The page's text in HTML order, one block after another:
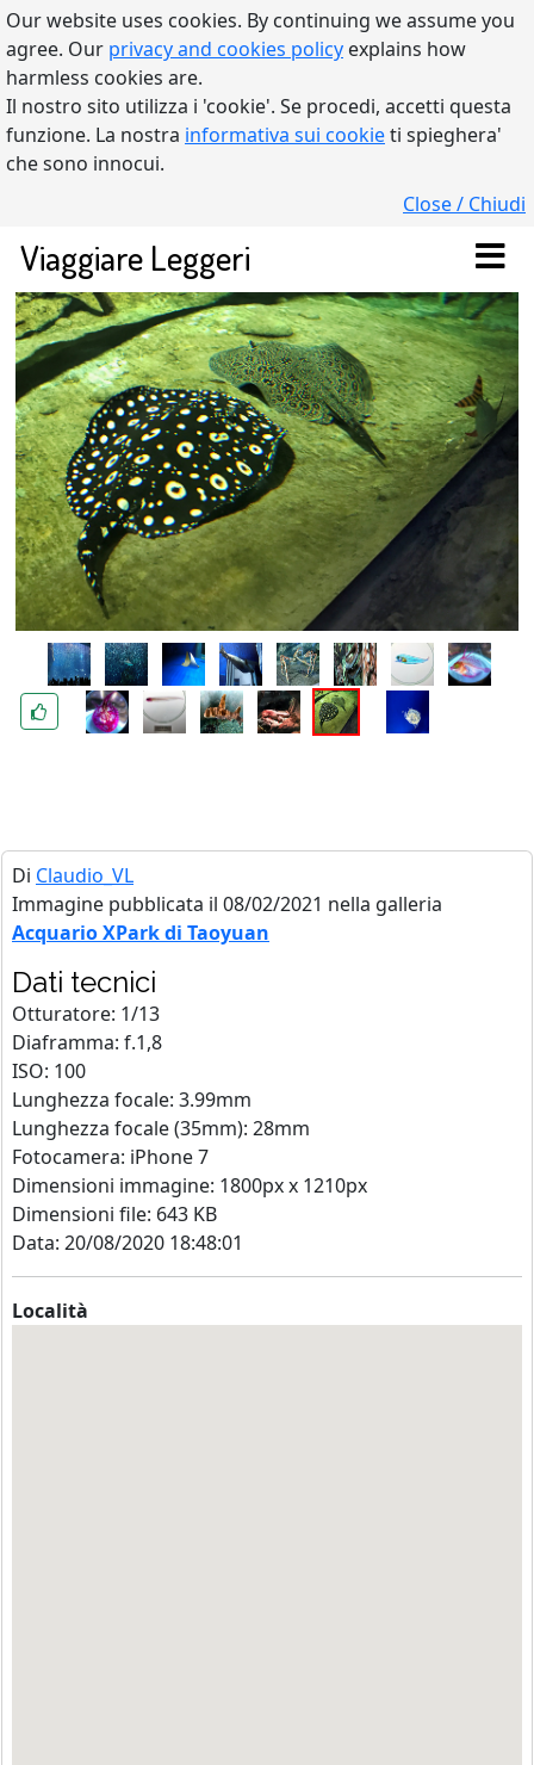
Our website uses cookies. By continuing we assume you
agree. Our privacy and cookies policy explains how
harmless cookies are.
Il nostro sito utilizza i 'cookie'. Se procedi, accetti questa
funzione. La nostra informativa sui cookieti spieghera'
che sono innocui.
Close / Chiudi
Viaggiare Leggeri
Di Claudio_VL
Immagine pubblicata il 08/02/2021 nella galleria
Acquario XPark di Taoyuan
Dati tecnici
Otturatore: 1/13
Diaframma: f.1,8
ISO: 100
Lunghezza focale: 3.99mm
Lunghezza focale (35mm): 28mm
Fotocamera: iPhone 7
Dimensioni immagine: 1800px x 1210px
Dimensioni file: 643 KB
Data: 20/08/2020 18:48:01
Località